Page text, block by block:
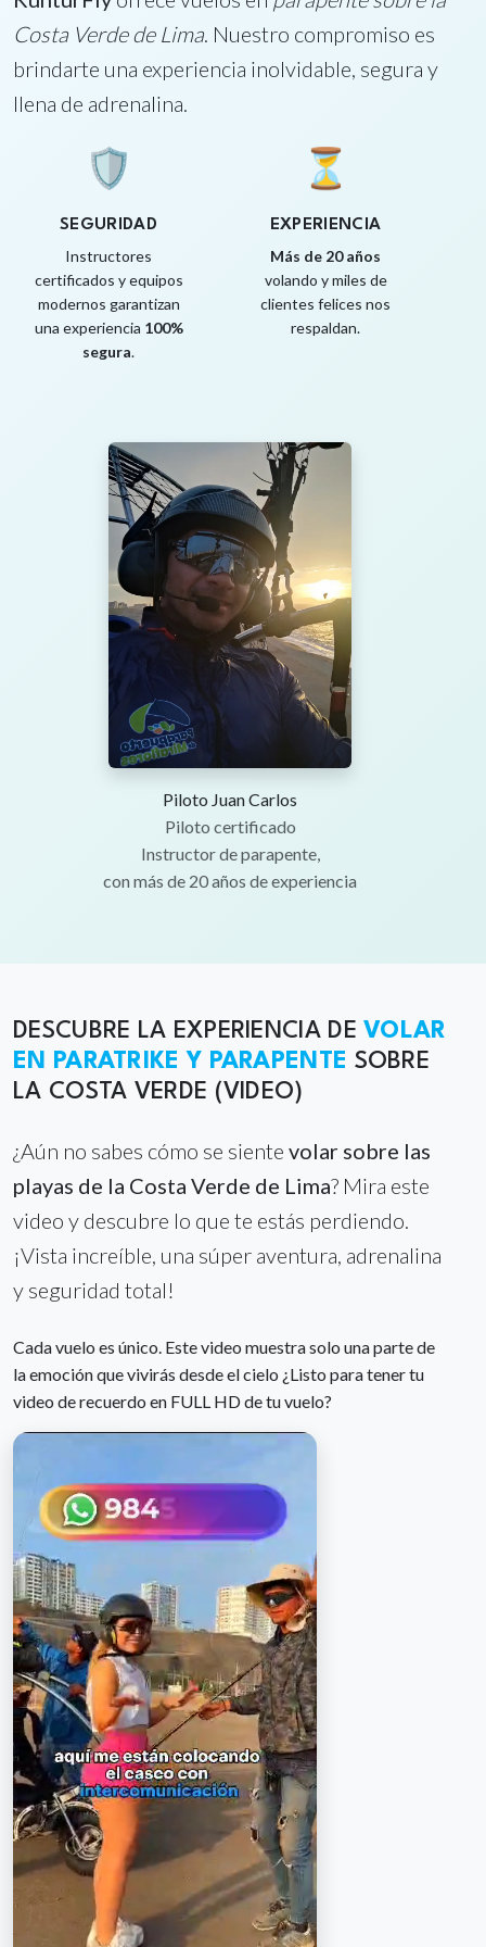
Piloto Juan Carlos
Piloto certificado
Instructor de parapente,
con más de 20 años de experiencia
Costa Verde de Lima. Nuestro compromiso es
brindarte una experiencia inolvidable, segura y
llena de adrenalina.
🛡️
SEGURIDAD
Instructores
certificados y equipos
modernos garantizan
una experiencia 100%
segura.
⏳
EXPERIENCIA
Más de 20 años
volando y miles de
clientes felices nos
respaldan.
DESCUBRE LA EXPERIENCIA DE VOLAR
EN PARATRIKE Y PARAPENTE SOBRE
LA COSTA VERDE (VIDEO)
¿Aún no sabes cómo se siente volar sobre las
playas de la Costa Verde de Lima? Mira este
video y descubre lo que te estás perdiendo.
¡Vista increíble, una súper aventura, adrenalina
y seguridad total!
Cada vuelo es único. Este video muestra solo una parte de
la emoción que vivirás desde el cielo ¿Listo para tener tu
video de recuerdo en FULL HD de tu vuelo?